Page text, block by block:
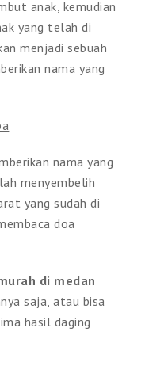
anak, kemudian
yang telah di
menjadi sebuah
nama yang
nama yang
menyembelih
yang sudah di
doa
di medan
saja, atau bisa
hasil daging